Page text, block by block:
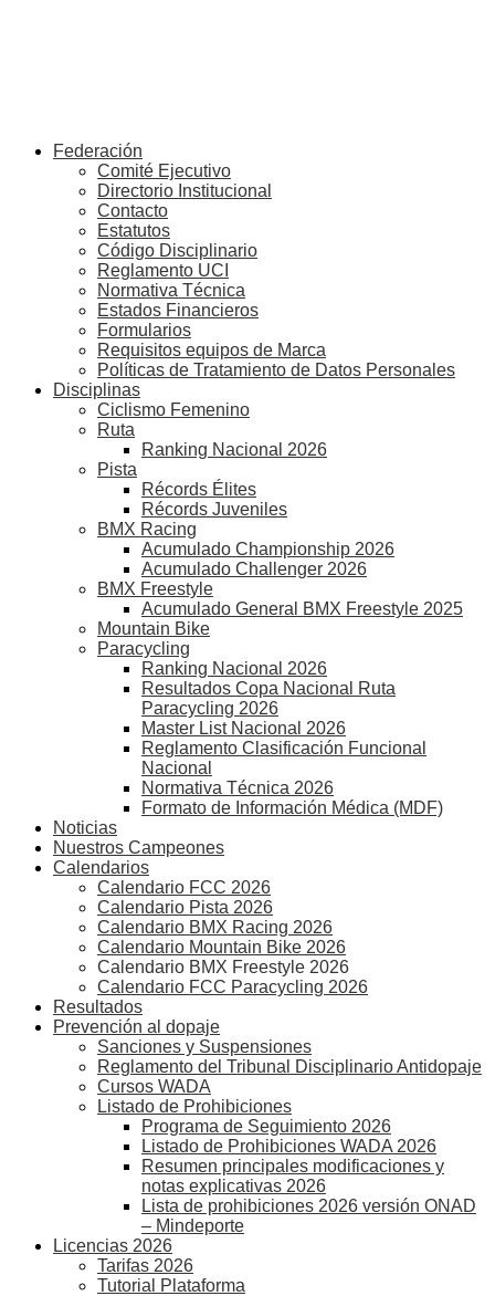
Federación
Comité Ejecutivo
Directorio Institucional
Contacto
Estatutos
Código Disciplinario
Reglamento UCI
Normativa Técnica
Estados Financieros
Formularios
Requisitos equipos de Marca
Políticas de Tratamiento de Datos Personales
Disciplinas
Ciclismo Femenino
Ruta
Ranking Nacional 2026
Pista
Récords Élites
Récords Juveniles
BMX Racing
Acumulado Championship 2026
Acumulado Challenger 2026
BMX Freestyle
Acumulado General BMX Freestyle 2025
Mountain Bike
Paracycling
Ranking Nacional 2026
Resultados Copa Nacional Ruta
Paracycling 2026
Master List Nacional 2026
Reglamento Clasificación Funcional
Nacional
Normativa Técnica 2026
Formato de Información Médica (MDF)
Noticias
Nuestros Campeones
Calendarios
Calendario FCC 2026
Calendario Pista 2026
Calendario BMX Racing 2026
Calendario Mountain Bike 2026
Calendario BMX Freestyle 2026
Calendario FCC Paracycling 2026
Resultados
Prevención al dopaje
Sanciones y Suspensiones
Reglamento del Tribunal Disciplinario Antidopaje
Cursos WADA
Listado de Prohibiciones
Programa de Seguimiento 2026
Listado de Prohibiciones WADA 2026
Resumen principales modificaciones y
notas explicativas 2026
Lista de prohibiciones 2026 versión ONAD
– Mindeporte
Licencias 2026
Tarifas 2026
Tutorial Plataforma